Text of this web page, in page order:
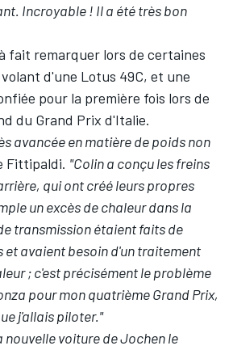
Incroyable ! Il a été très bon
fait remarquer lors de certaines
d'une Lotus 49C, et une
pour la première fois lors de
du Grand Prix d'Italie.
avancée en matière de poids non
Fittipaldi. "Colin a conçu les freins
qui ont créé leurs propres
un excès de chaleur dans la
transmission étaient faits de
avaient besoin d'un traitement
; c'est précisément le problème
pour mon quatrième Grand Prix,
j'allais piloter."
voiture de Jochen le